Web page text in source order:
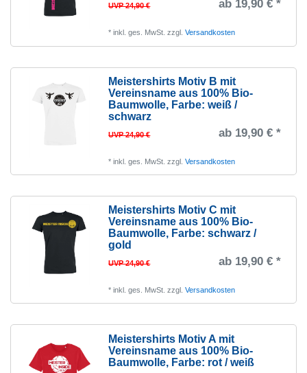
UVP 24,90 € ab 19,90 € *
*inkl. ges. MwSt. zzgl.Versandkosten
Meistershirts Motiv B mit
Vereinsname aus 100% Bio-
Baumwolle, Farbe: weiß /
schwarz
UVP 24,90 € ab 19,90 € *
*inkl. ges. MwSt. zzgl.Versandkosten
Meistershirts Motiv C mit
Vereinsname aus 100% Bio-
Baumwolle, Farbe: schwarz /
gold
UVP 24,90 € ab 19,90 € *
*inkl. ges. MwSt. zzgl.Versandkosten
Meistershirts Motiv A mit
Vereinsname aus 100% Bio-
Baumwolle, Farbe: rot / weiß